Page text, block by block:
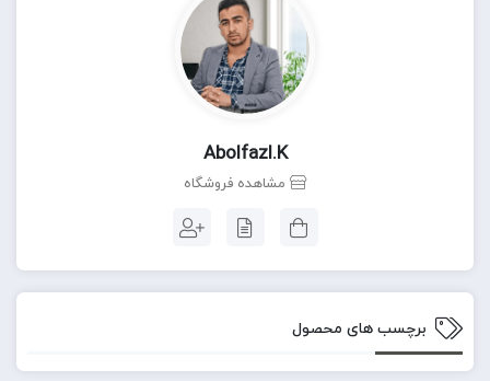
Abolfazl.k
مشاهده فروشگاه
برچسب های محصول